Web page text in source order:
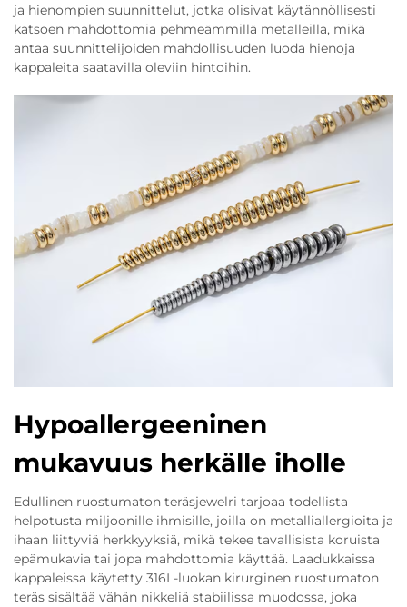
ja hienompien suunnittelut, jotka olisivat käytännöllisesti
katsoen mahdottomia pehmeämmillä metalleilla, mikä
antaa suunnittelijoiden mahdollisuuden luoda hienoja
kappaleita saatavilla oleviin hintoihin.
Hypoallergeeninen
mukavuus herkälle iholle
Edullinen ruostumaton teräsjewelri tarjoaa todellista
helpotusta miljoonille ihmisille, joilla on metalliallergioita ja
ihaan liittyviä herkkyyksiä, mikä tekee tavallisista koruista
epämukavia tai jopa mahdottomia käyttää. Laadukkaissa
kappaleissa käytetty 316L-luokan kirurginen ruostumaton
teräs sisältää vähän nikkeliä stabiilissa muodossa, joka